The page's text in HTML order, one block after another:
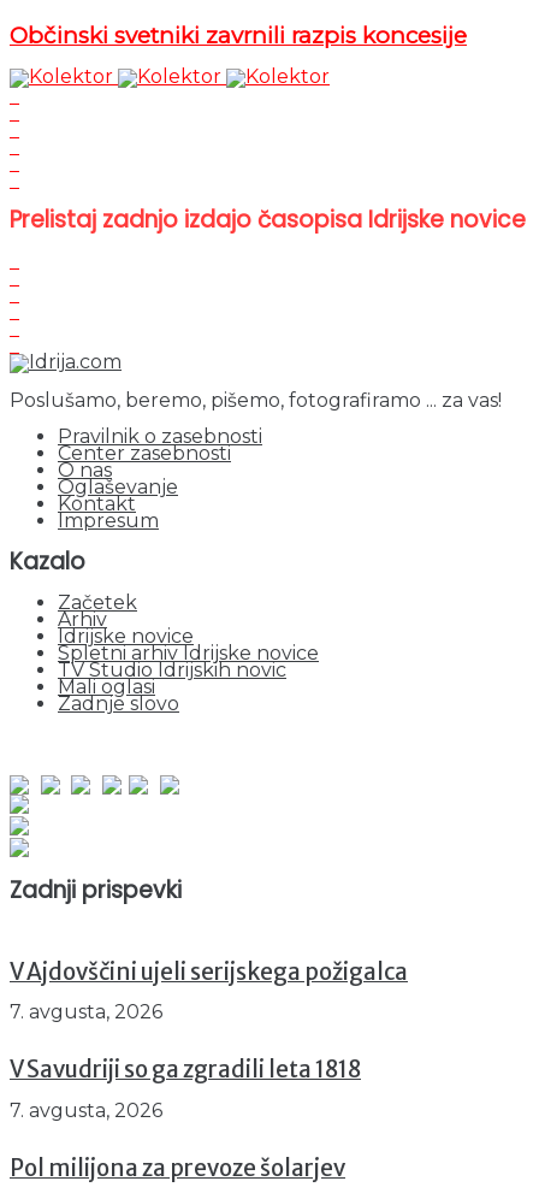
Občinski svetniki zavrnili razpis koncesije
Prelistaj zadnjo izdajo časopisa Idrijske novice
Poslušamo, beremo, pišemo, fotografiramo ... za vas!
Pravilnik o zasebnosti
Center zasebnosti
O nas
Oglaševanje
Kontakt
Impresum
Kazalo
Začetek
Arhiv
Idrijske novice
Spletni arhiv Idrijske novice
TV Studio Idrijskih novic
Mali oglasi
Zadnje slovo
Zadnji prispevki
V Ajdovščini ujeli serijskega požigalca
7. avgusta, 2026
V Savudriji so ga zgradili leta 1818
7. avgusta, 2026
Pol milijona za prevoze šolarjev